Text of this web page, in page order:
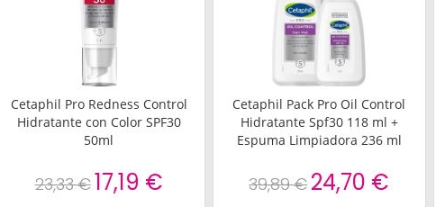
Cetaphil Pro Redness Control
Hidratante con Color SPF30
50ml
23,33 €17,19 €
Cetaphil Pack Pro Oil Control
Hidratante Spf30 118 ml +
Espuma Limpiadora 236 ml
39,89 €24,70 €